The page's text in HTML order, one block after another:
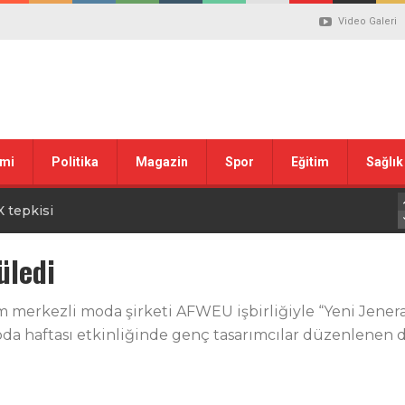
Video Galeri
Politika Magazin Spor Eğitim Sağlık
Öncesi Şendoğan Tekin’den Dikkat Çeken Mesaj
tepkisi
ilgili düzenleme görüşülüyor
Tartışması: Belediye Başkanı Özlü’ye Yönelik Sözlere
haber” açıklaması
moda şirketi AFWEU işbirliğiyle “Yeni
haftası etkinliğinde genç tasarımcılar düzenlenen